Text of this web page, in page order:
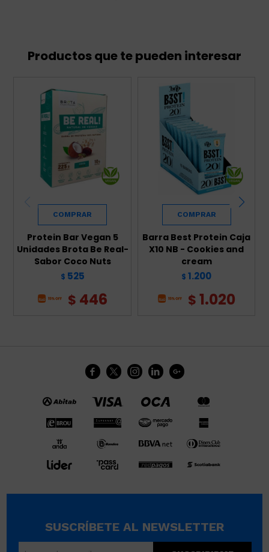
Productos que te pueden interesar
Protein Bar Vegan 5
Unidades Brota Be Real-
Sabor Coco Nuts
$ 525
$ 446
Barra Best Protein Caja
X10 NB - Cookies and
cream
$ 1.200
$1.020
    
SUSCRÍBETE AL NEWSLETTER